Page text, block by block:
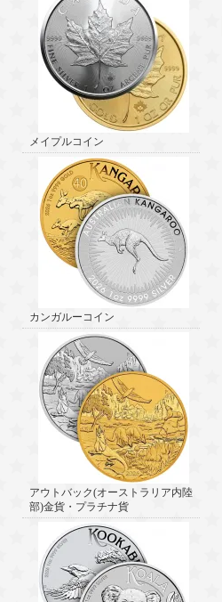
メイプルコイン
カンガルーコイン
アウトバック(オーストラリア内陸
部)金貨・プラチナ貨